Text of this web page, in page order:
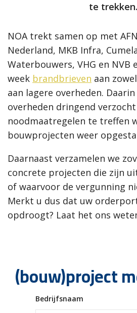
te trekken.
NOA trekt samen op met
Nederland, MKB Infra,
Waterbouwers, VHG en NVB
week brandbrieven aan
aan lagere overheden.
overheden dringend
noodmaatregelen te treffen
bouwprojecten weer
Daarnaast verzamelen we
concrete projecten die zijn
of waarvoor de vergunning
Merkt u dus dat uw
opdroogt? Laat het ons
(bouw)project
Bedrijfsnaam